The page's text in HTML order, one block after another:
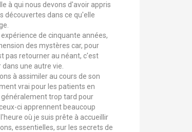
à qui nous devons d'avoir appris
découvertes dans ce qu'elle
de cinquante années,
des mystères car, pour
pas retourner au néant, c'est
une autre vie.
à assimiler au cours de son
vrai pour les patients en
trop tard pour
ci apprennent beaucoup
où je suis prête à accueillir
essentielles, sur les secrets de